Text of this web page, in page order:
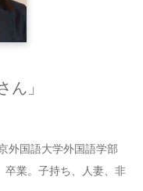
ん」
外国語大学外国語学部
卒業。子持ち、人妻、非